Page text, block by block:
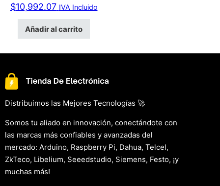
$10,992.07 IVA Incluido
Añadir al carrito
Distribuimos las Mejores Tecnologías 🚀
Somos tu aliado en innovación, conectándote con
las marcas más confiables y avanzadas del
mercado: Arduino, Raspberry Pi, Dahua, Telcel,
ZkTeco, Libelium, Seeedstudio, Siemens, Festo, ¡y
muchas más!